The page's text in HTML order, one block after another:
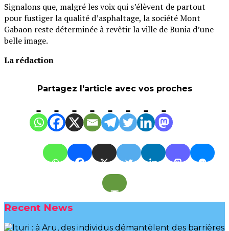
Signalons que, malgré les voix qui s’élèvent de partout
pour fustiger la qualité d’asphaltage, la société Mont
Gabaon reste déterminée à revêtir la ville de Bunia d’une
belle image.
La rédaction
Partagez l'article avec vos proches
Recent News